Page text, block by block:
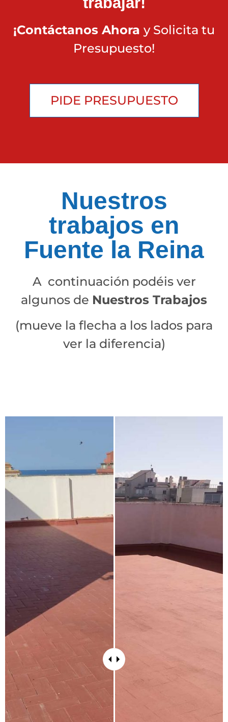
¡Contáctanos Ahora y Solicita tu
Presupuesto!
PIDE PRESUPUESTO
Nuestros
trabajos en
Fuente la Reina
A continuación podéis ver
algunos de Nuestros Trabajos
(mueve la flecha a los lados para
ver la diferencia)